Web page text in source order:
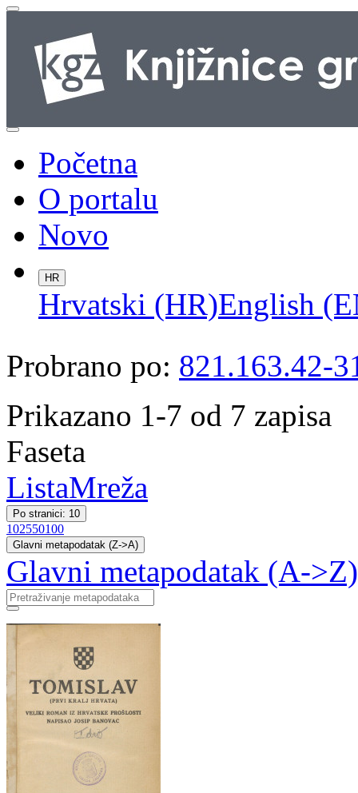
Početna
O portalu
Novo
HR
Hrvatski (HR)English
Probrano po: 821.163.42-
Prikazano 1-7 od 7 zapisa
Faseta
ListaMreža
Po stranici: 10
102550100
Glavni metapodatak (Z->A)
Glavni metapodatak (A->Z)